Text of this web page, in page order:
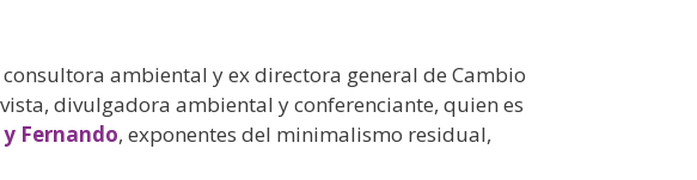
ambiental y ex directora general de Cambio
divulgadora ambiental y conferenciante, quien es
y Fernando, exponentes del minimalismo residual,